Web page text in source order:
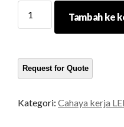
kerja
tinggi
kuantiti
Tambah ke
Kategori: Cahaya kerja